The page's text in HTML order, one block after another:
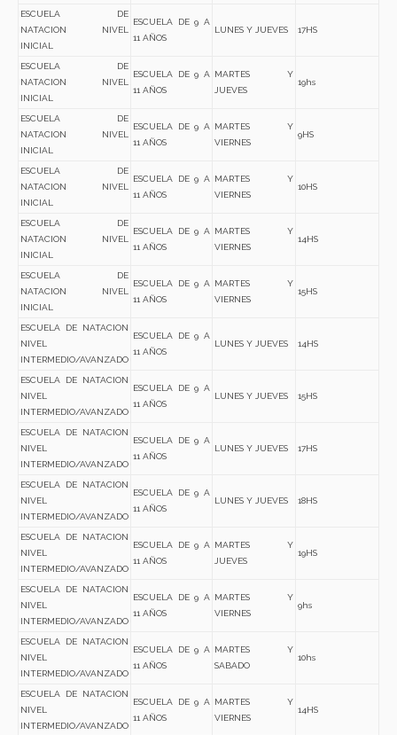
ESCUELA DE
NATACION NIVEL
INICIAL
ESCUELA DE 9 A
11 AÑOS
LUNES Y JUEVES 17HS
ESCUELA DE
NATACION NIVEL
INICIAL
ESCUELA DE 9 A
11 AÑOS
MARTES Y
JUEVES
19hs
ESCUELA DE
NATACION NIVEL
INICIAL
ESCUELA DE 9 A
11 AÑOS
MARTES Y
VIERNES
9HS
ESCUELA DE
NATACION NIVEL
INICIAL
ESCUELA DE 9 A
11 AÑOS
MARTES Y
VIERNES
10HS
ESCUELA DE
NATACION NIVEL
INICIAL
ESCUELA DE 9 A
11 AÑOS
MARTES Y
VIERNES
14HS
ESCUELA DE
NATACION NIVEL
INICIAL
ESCUELA DE 9 A
11 AÑOS
MARTES Y
VIERNES
15HS
ESCUELA DE NATACION
NIVEL
INTERMEDIO/AVANZADO
ESCUELA DE 9 A
11 AÑOS
LUNES Y JUEVES 14HS
ESCUELA DE NATACION
NIVEL
INTERMEDIO/AVANZADO
ESCUELA DE 9 A
11 AÑOS
LUNES Y JUEVES 15HS
ESCUELA DE NATACION
NIVEL
INTERMEDIO/AVANZADO
ESCUELA DE 9 A
11 AÑOS
LUNES Y JUEVES 17HS
ESCUELA DE NATACION
NIVEL
INTERMEDIO/AVANZADO
ESCUELA DE 9 A
11 AÑOS
LUNES Y JUEVES 18HS
ESCUELA DE NATACION
NIVEL
INTERMEDIO/AVANZADO
ESCUELA DE 9 A
11 AÑOS
MARTES Y
JUEVES
19HS
ESCUELA DE NATACION
NIVEL
INTERMEDIO/AVANZADO
ESCUELA DE 9 A
11 AÑOS
MARTES Y
VIERNES
9hs
ESCUELA DE NATACION
NIVEL
INTERMEDIO/AVANZADO
ESCUELA DE 9 A
11 AÑOS
MARTES Y
SABADO
10hs
ESCUELA DE NATACION
NIVEL
INTERMEDIO/AVANZADO
ESCUELA DE 9 A
11 AÑOS
MARTES Y
VIERNES
14HS